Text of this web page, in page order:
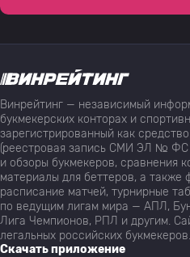
Винрейтинг — независимый
букмекерских конторах и
зарегистрированный как
(реестровая запись СМИ ЭЛ № ФС
и обзоры букмекеров, сравнения
материалы для беттеров, а также
расписание матчей, турнирные
по ведущим лигам мира — АПЛ,
Лига Чемпионов, РПЛ и другим.
легальных российских букмекеров.
Скачать приложение